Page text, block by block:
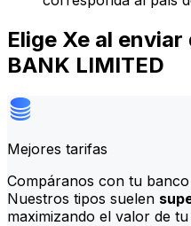
Elige Xe al enviar
BANK LIMITED
Mejores tarifas
Compáranos con tu
Nuestros tipos suelen
maximizando el valor de